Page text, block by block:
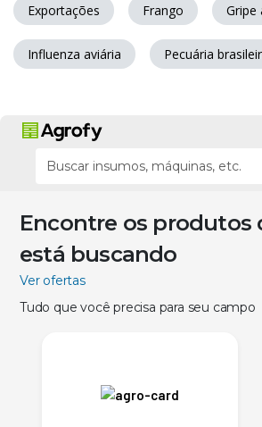
Exportações Frango Gripe
Influenza aviária Pecuária
Encontre os produtos
está buscando
Ver ofertas
Tudo que você precisa para seu campo